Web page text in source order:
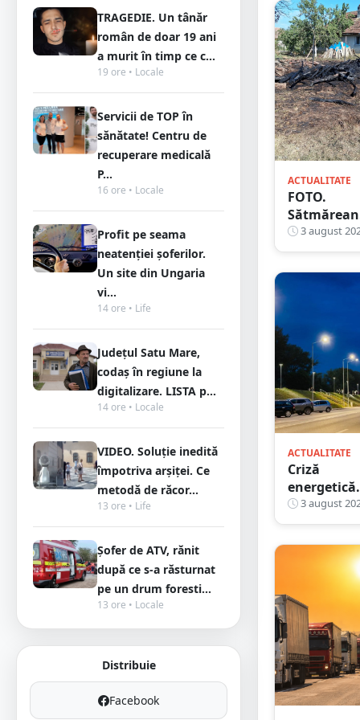
TRAGEDIE. Un tânăr
român de doar 19 ani
a murit în timp ce c...
19 ore • Locale
Servicii de TOP în
sănătate! Centru de
recuperare medicală
P...
16 ore • Locale
Profit pe seama
neatenției șoferilor.
Un site din Ungaria
vi...
14 ore • Life
Județul Satu Mare,
codaș în regiune la
digitalizare. LISTA p...
14 ore • Locale
VIDEO. Soluție inedită
împotriva arșiței. Ce
metodă de răcor...
13 ore • Life
Șofer de ATV, rănit
după ce s-a răsturnat
pe un drum foresti...
13 ore • Locale
Distribuie
Facebook
ACTUALITATE
FOTO.
Sătmărean
amendat!
dat foc, era
case
3 august
ACTUALITATE
Criză
energetică.
Primăria
Satu Mare
luat o
privind
iluminatul
public
3 august